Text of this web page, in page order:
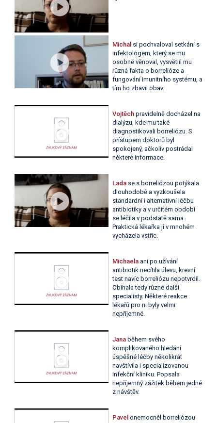
Michal si pochvaloval setkání s
infektologem, který se mu
osobně věnoval, vysvětlil mu
různá fakta o borrelióze a
fungování imunitního systému, a
tím ho zbavil obav.
Vojtěch pravidelně docházel na
dialýzu, kde mu také
diagnostikovali borreliózu. S
přístupem doktorů byl
spokojený, ačkoliv postrádal
některé informace.
Lada se s borreliózou potýkala
dlouhodobě a vyzkoušela
standardní i alternativní léčbu
antibiotiky a v určitém období
se léčila v podstatě sama.
Praktická lékařka jí v mnohém
vycházela vstříc.
Michaela ani po užívání
antibiotik necítila úlevu, krevní
test navíc borreliózu nepotvrdil.
Obíhala tedy různé další
specialisty. Některé reakce
lékařů pro ni byly velmi
nepříjemné.
Jana během svého
komplikovaného hledání
úspěšné léčby několikrát
navštívila i specializovanou
infekční kliniku. Popsala
nepříjemný zážitek během jedné
z návštěv.
Pavel onemocněl borreliózou